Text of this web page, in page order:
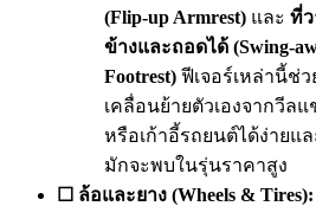
(Flip-up Armrest) และ ที่ว
ข้างและถอดได้ (Swing-
Footrest) ฟีเจอร์เหล่านี้ช่
เคลื่อนย้ายตัวเองจากวีล
หรือเก้าอี้รถยนต์ได้ง่าย
มักจะพบในรุ่นราคาสูง
☐ ล้อและยาง (Wheels & Tires):